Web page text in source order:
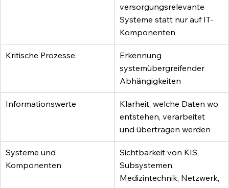
versorgungsrelevante
Systeme statt nur auf IT-
Komponenten
Kritische Prozesse
Erkennung
systemübergreifender
Abhängigkeiten
Informationswerte
Klarheit, welche Daten wo
entstehen, verarbeitet
und übertragen werden
Systeme und
Komponenten
Sichtbarkeit von KIS,
Subsystemen,
Medizintechnik, Netzwerk,